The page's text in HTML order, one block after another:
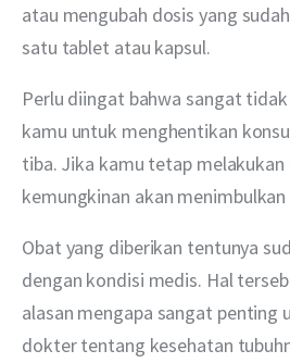
atau mengubah dosis yang
satu tablet atau kapsul.
Perlu diingat bahwa sangat
kamu untuk menghentikan
tiba. Jika kamu tetap
kemungkinan akan
Obat yang diberikan tentunya
dengan kondisi medis. Hal
alasan mengapa sangat penting
dokter tentang kesehatan